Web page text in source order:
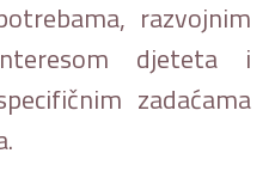
razvojnim
djeteta i
zadaćama